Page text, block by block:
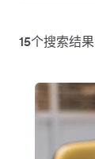
15个搜索结果